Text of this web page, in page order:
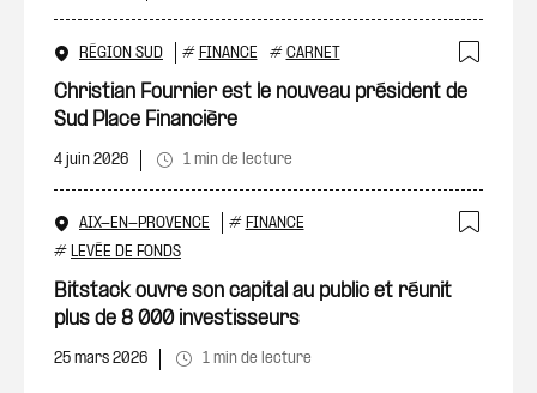
RÉGION SUD # FINANCE # CARNET
Christian Fournier est le nouveau président de
Sud Place Financière
4 juin 2026 1 min de lecture
AIX-EN-PROVENCE # FINANCE
# LEVÉE DE FONDS
Bitstack ouvre son capital au public et réunit
plus de 8 000 investisseurs
25 mars 2026 1 min de lecture